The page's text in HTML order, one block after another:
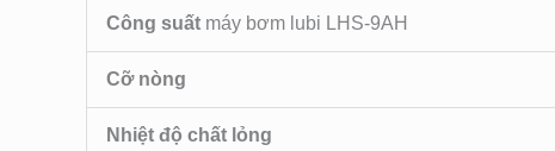
Công suất máy bơm lubi LHS-9AH
Cỡ nòng
Nhiệt độ chất lỏng